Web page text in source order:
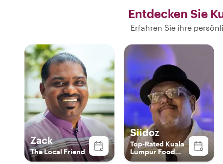
Entdecken Sie
Erfahren Sie ihre
Zack
The Local Friend
Siidoz
Top-Rated Kuala
Lumpur Food
Experience Host